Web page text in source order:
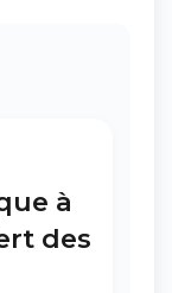
à
des